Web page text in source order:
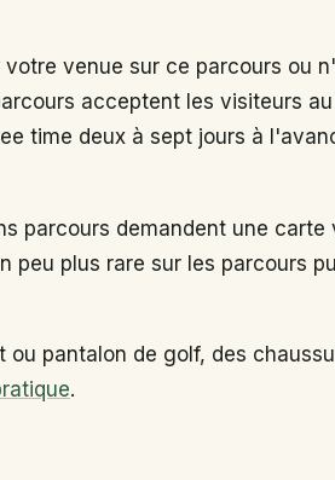
venue sur ce parcours ou
acceptent les visiteurs
time deux à sept jours à
parcours demandent une carte
peu plus rare sur les parcours
pantalon de golf, des
.